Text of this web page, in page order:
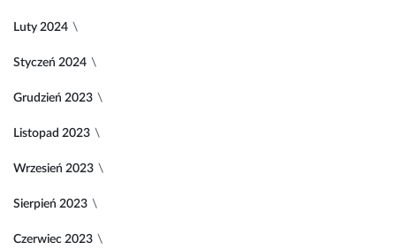
Luty 2024
Styczeń 2024
Grudzień 2023
Listopad 2023
Wrzesień 2023
Sierpień 2023
Czerwiec 2023